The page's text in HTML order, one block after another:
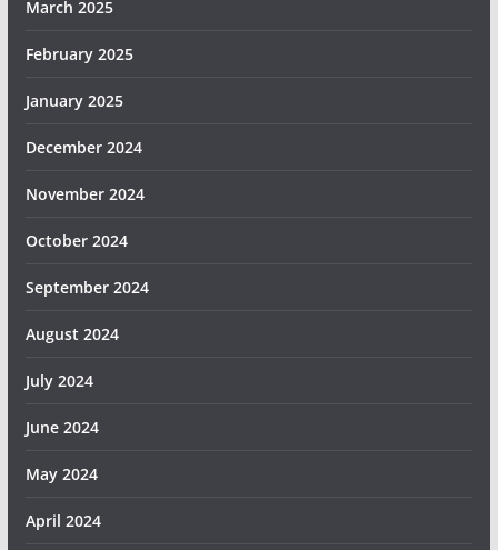
March 2025
February 2025
January 2025
December 2024
November 2024
October 2024
September 2024
August 2024
July 2024
June 2024
May 2024
April 2024